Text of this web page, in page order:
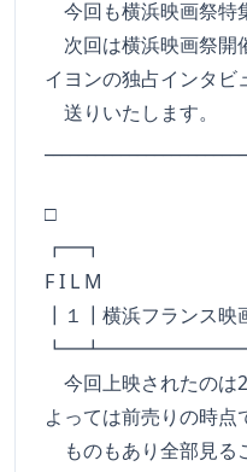
今回も横浜映画祭特
次回は横浜映画祭開
イヨンの独占インタビ
送りいたします。
□
F I L M
┃１┃横浜フランス映
今回上映されたのは
よっては前売りの時点
ものもあり全部見る